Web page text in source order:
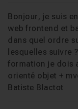
#9 La POO
Bonjour, je suis
web frontend et
dans quel ordre
lesquelles suivre
formation je dois
orienté objet +
Batiste Blactot